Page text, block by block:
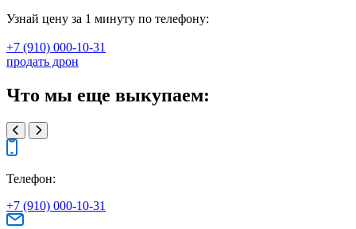
Узнай цену за 1 минуту по телефону:
+7 (910) 000-10-31
продать дрон
Что мы еще выкупаем:
Телефон:
+7 (910) 000-10-31